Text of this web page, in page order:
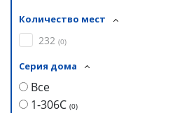
Количество мест
232 (0)
Серия дома
Все
1-306С (0)